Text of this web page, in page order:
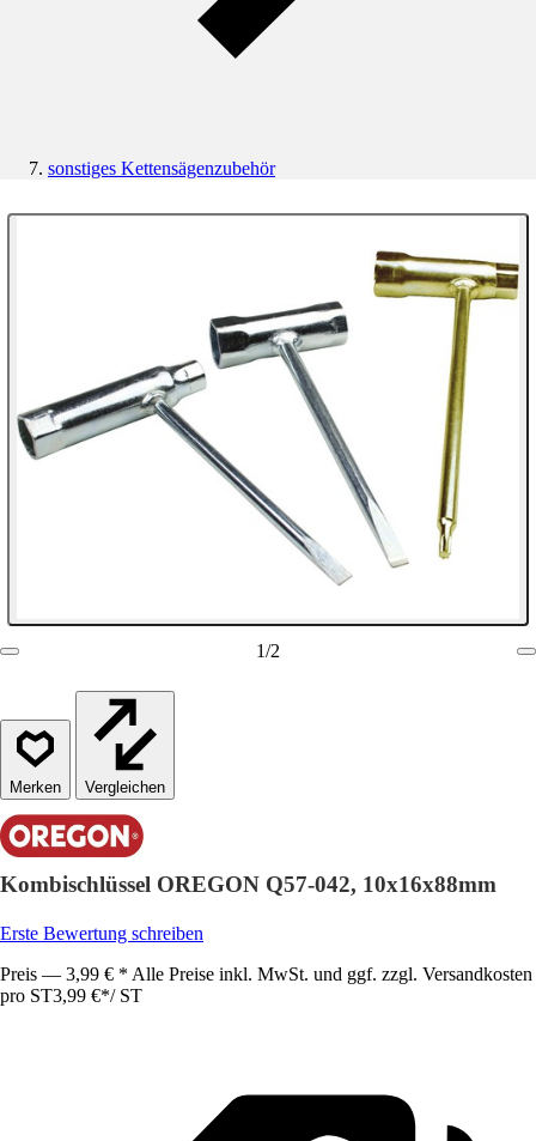
sonstiges Kettensägenzubehör
1/2
Vergleichen
Kombischlüssel OREGON Q57-042, 10x16x88mm
Erste Bewertung schreiben
Preis — 3,99 € * Alle Preise inkl. MwSt. und ggf. zzgl. Versandkosten
pro ST3,99 €*/ ST